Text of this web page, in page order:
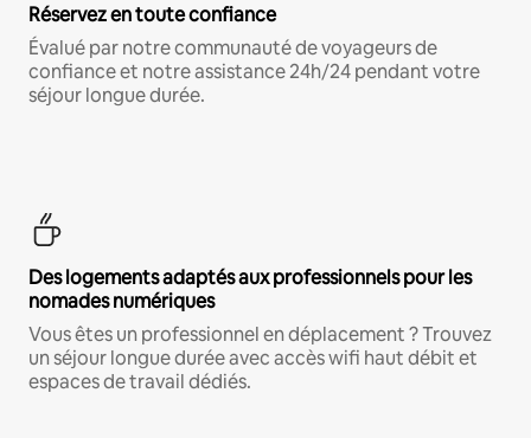
Réservez en toute confiance
Évalué par notre communauté de voyageurs de
confiance et notre assistance 24h/24 pendant votre
séjour longue durée.
Des logements adaptés aux professionnels pour les
nomades numériques
Vous êtes un professionnel en déplacement ? Trouvez
un séjour longue durée avec accès wifi haut débit et
espaces de travail dédiés.